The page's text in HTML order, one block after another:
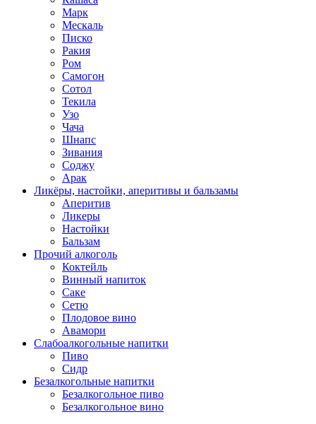
Марк
Мескаль
Писко
Ракия
Ром
Самогон
Сотол
Текила
Узо
Чача
Шнапс
Зивания
Соджу
Арак
Ликёры, настойки, аперитивы и бальзамы
Аперитив
Ликеры
Настойки
Бальзам
Прочий алкоголь
Коктейль
Винный напиток
Саке
Сетю
Плодовое вино
Авамори
Слабоалкогольные напитки
Пиво
Сидр
Безалкогольные напитки
Безалкогольное пиво
Безалкогольное вино